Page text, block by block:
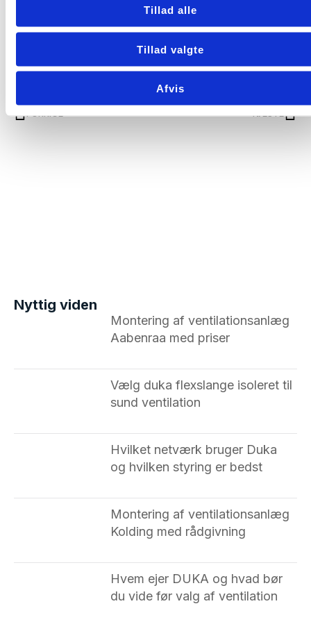
Tillad alle
Tillad valgte
Afvis
radon i at true dit helbred og sikre, at dit hjem er et
trygt sted at være.
FORRIGE NÆSTE
Nyttig viden
Montering af ventilationsanlæg
Aabenraa med priser
Vælg duka flexslange isoleret til
sund ventilation
Hvilket netværk bruger Duka
og hvilken styring er bedst
Montering af ventilationsanlæg
Kolding med rådgivning
Hvem ejer DUKA og hvad bør
du vide før valg af ventilation